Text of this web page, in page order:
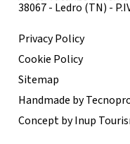
38067 - Ledro (TN) -
Privacy Policy
Cookie Policy
Sitemap
Handmade by
Concept by Inup